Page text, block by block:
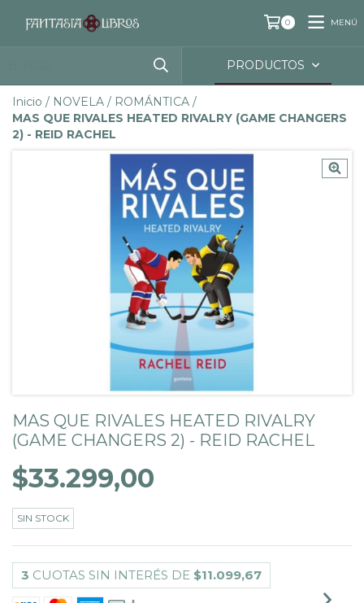
0 MENÚ
PRODUCTOS
Inicio / NOVELA / ROMÁNTICA /
MAS QUE RIVALES HEATED RIVALRY (GAME CHANGERS
2) - REID RACHEL
MAS QUE RIVALES HEATED RIVALRY
(GAME CHANGERS 2) - REID RACHEL
$33.299,00
SIN STOCK
3 CUOTAS SIN INTERÉS DE $11.099,67